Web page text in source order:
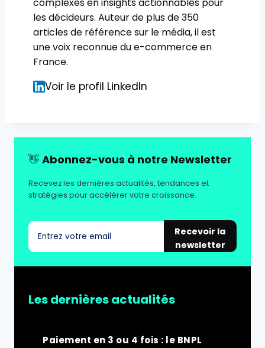
complexes en insights actionnables pour
les décideurs. Auteur de plus de 350
articles de référence sur le média, il est
une voix reconnue du e-commerce en
France.
Voir le profil LinkedIn
👋 Abonnez-vous à notre Newsletter
Recevez les dernières actualités, tendances et
stratégies pour accélérer votre croissance.
Recevoir la
newsletter
Les dernières actualités
Paiement en 3 ou 4 fois : le BNPL